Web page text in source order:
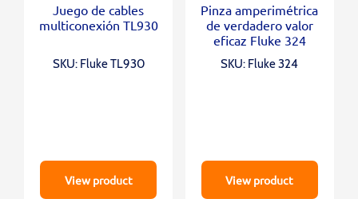
Juego de cables
multiconexión TL930
SKU: Fluke TL930
View product
Pinza amperimétrica
de verdadero valor
eficaz Fluke 324
SKU: Fluke 324
View product